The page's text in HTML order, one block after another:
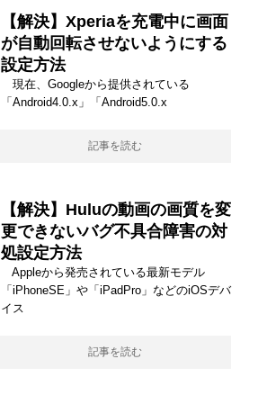
【解決】Xperiaを充電中に画面
が自動回転させないようにする
設定方法
現在、Googleから提供されている
「Android4.0.x」「Android5.0.x
記事を読む
【解決】Huluの動画の画質を変
更できないバグ不具合障害の対
処設定方法
Appleから発売されている最新モデル
「iPhoneSE」や「iPadPro」などのiOSデバ
イス
記事を読む